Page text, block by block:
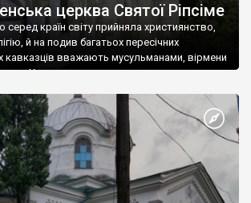
церква Святої Ріпсіме
серед країн світу прийняла християнство,
й на подив багатьох пересічних
кавказців вважають мусульманами, вірмени
Христа